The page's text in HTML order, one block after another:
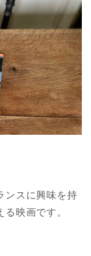
ンスに興味を持
映画です。